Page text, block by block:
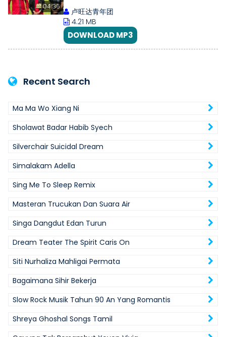
04:36
卢旺达青年团
4.21 MB
DOWNLOAD MP3
Recent Search
Ma Ma Wo Xiang Ni
Sholawat Badar Habib Syech
Silverchair Suicidal Dream
Simalakam Adella
Sing Me To Sleep Remix
Masteran Trucukan Dan Suara Air
Singa Dangdut Edan Turun
Dream Teater The Spirit Caris On
Siti Nurhaliza Mahligai Permata
Bagaimana Sihir Bekerja
Slow Rock Musik Tahun 90 An Yang Romantis
Shreya Ghoshal Songs Tamil